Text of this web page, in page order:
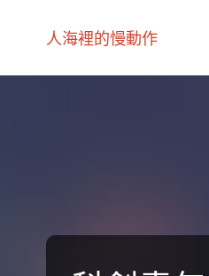
人海裡的慢動作